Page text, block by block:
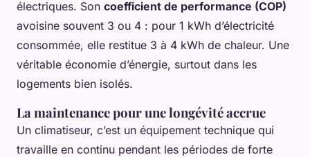
électriques. Son coefficient de performance (COP)
avoisine souvent 3 ou 4 : pour 1 kWh d’électricité
consommée, elle restitue 3 à 4 kWh de chaleur. Une
véritable économie d’énergie, surtout dans les
logements bien isolés.
La maintenance pour une longévité accrue
Un climatiseur, c’est un équipement technique qui
travaille en continu pendant les périodes de forte